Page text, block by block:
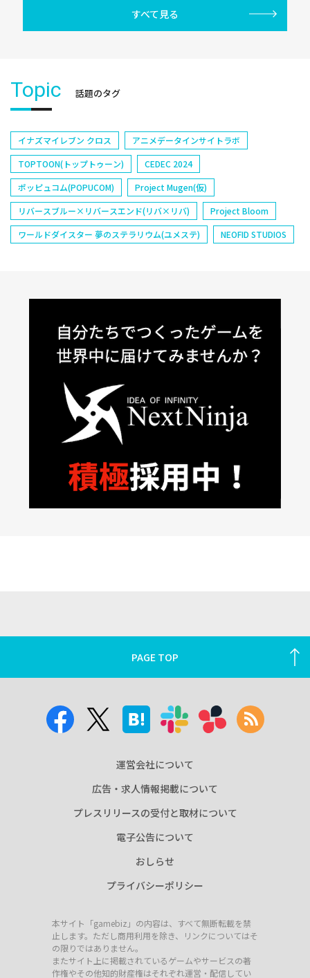
すべて見る
Topic 話題のタグ
イナズマイレブン クロス
アニメデータインサイトラボ
TOPTOON(トップトゥーン)
CEDEC 2024
ポッピュコム(POPUCOM)
Project Mugen(仮)
リバースブルー×リバースエンド(リバ×リバ)
Project Bloom
ワールドダイスター 夢のステラリウム(ユメステ)
NEOFID STUDIOS
PAGE TOP
運営会社について
広告・求人情報掲載について
プレスリリースの受付と取材について
電子公告について
おしらせ
プライバシーポリシー
本サイト「gamebiz」の内容は、すべて無断転載を禁
止します。ただし商用利用を除き、リンクについてはそ
の限りではありません。
またサイト上に掲載されているゲームやサービスの著
作権やその他知的財産権はそれぞれ運営・配信してい